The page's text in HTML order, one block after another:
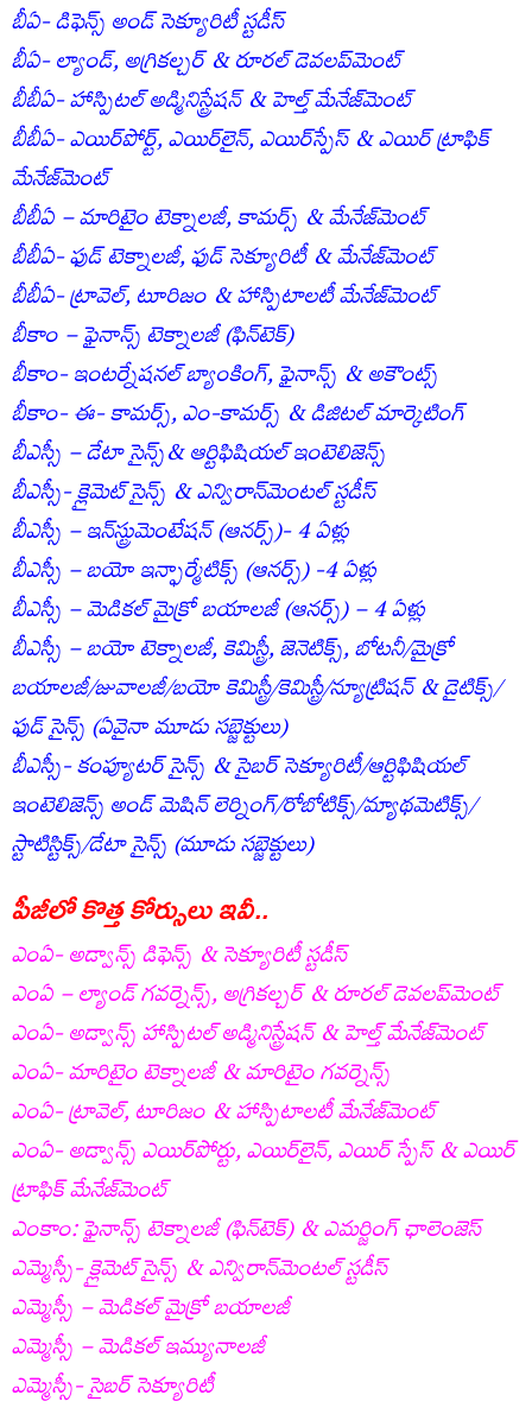
బీఏ- డిఫెన్స్‌ అండ్‌ సెక్యూరిటీ స్టడీస్‌
బీఏ- ల్యాండ్‌, అగ్రికల్చర్‌ & రూరల్‌ డెవలప్‌మెంట్‌
బీబీఏ- హాస్పిటల్‌ అడ్మినిస్ట్రేషన్‌ & హెల్త్‌ మేనేజ్‌మెంట్‌
బీబీఏ- ఎయిర్‌పోర్ట్‌, ఎయిర్‌లైన్‌, ఎయిర్‌స్పేస్‌ & ఎయిర్‌ ట్రాఫిక్‌
మేనేజ్‌మెంట్‌
బీబీఏ – మారిటైం టెక్నాలజీ, కామర్స్‌ & మేనేజ్‌మెంట్‌
బీబీఏ- ఫుడ్‌ టెక్నాలజీ, ఫుడ్‌ సెక్యూరిటీ & మేనేజ్‌మెంట్‌
బీబీఏ- ట్రావెల్‌, టూరిజం & హాస్పిటాలటీ మేనేజ్‌మెంట్‌
బీకాం – ఫైనాన్స్‌ టెక్నాలజీ (ఫిన్‌టెక్‌)
బీకాం- ఇంటర్నేషనల్‌ బ్యాంకింగ్‌, ఫైనాన్స్‌ & అకౌంట్స్‌
బీకాం- ఈ- కామర్స్‌, ఎం-కామర్స్‌ & డిజిటల్‌ మార్కెటింగ్‌
బీఎస్సీ – డేటా సైన్స్‌& ఆర్టిఫిషియల్‌ ఇంటెలిజెన్స్‌
బీఎస్సీ- క్లైమెట్‌ సైన్స్‌ & ఎన్విరాన్‌మెంటల్‌ స్టడీస్‌
బీఎస్సీ – ఇన్‌స్ట్రుమెంటేషన్‌ (ఆనర్స్‌)- 4 ఏళ్లు
బీఎస్సీ – బయో ఇన్ఫార్మేటిక్స్‌ (ఆనర్స్‌) -4 ఏళ్లు
బీఎస్సీ – మెడికల్‌ మైక్రో బయాలజీ (ఆనర్స్‌) – 4 ఏళ్లు
బీఎస్సీ – బయో టెక్నాలజీ, కెమిస్ట్రీ, జెనెటిక్స్‌, బోటనీ/మైక్రో
బయాలజీ/జువాలజీ/బయో కెమిస్ట్రీ/కెమిస్ట్రీ/న్యూట్రిషన్‌ & డైటిక్స్‌/
ఫుడ్‌ సైన్స్‌ (ఏవైనా మూడు సబ్జెక్టులు)
బీఎస్సీ- కంప్యూటర్‌ సైన్స్‌ & సైబర్‌ సెక్యూరిటీ/ఆర్టిఫిషియల్‌
ఇంటెలిజెన్స్‌ అండ్‌ మెషిన్‌ లెర్నింగ్‌/రోబోటిక్స్/మ్యాథమెటిక్స్/
స్టాటిస్టిక్స్‌/డేటా సైన్స్‌ (మూడు సబ్జెక్టులు)
పీజీలో కొత్త కోర్సులు ఇవీ..
ఎంఏ- అడ్వాన్స్‌ డిఫెన్స్‌ & సెక్యూరిటీ స్టడీస్‌
ఎంఏ – ల్యాండ్‌ గవర్నెన్స్‌, అగ్రికల్చర్‌ & రూరల్‌ డెవలప్‌మెంట్‌
ఎంఏ- అడ్వాన్స్‌ హాస్పిటల్‌ అడ్మినిస్ట్రేషన్‌ & హెల్త్‌ మేనేజ్‌మెంట్‌
ఎంఏ- మారిటైం టెక్నాలజీ & మారిటైం గవర్నెన్స్‌
ఎంఏ- ట్రావెల్‌, టూరిజం & హాస్పిటాలటీ మేనేజ్‌మెంట్‌
ఎంఏ- అడ్వాన్స్‌ ఎయిర్‌పోర్టు, ఎయిర్‌లైన్‌, ఎయిర్‌ స్పేస్‌ & ఎయిర్‌
ట్రాఫిక్‌ మేనేజ్‌మెంట్‌
ఎంకాం: ఫైనాన్స్ టెక్నాలజీ (ఫిన్‌టెక్‌) & ఎమర్జింగ్‌ ఛాలెంజెస్‌
ఎమ్మెస్సీ- క్లైమెట్‌ సైన్స్‌ & ఎన్విరాన్‌మెంటల్‌ స్టడీస్‌
ఎమ్మెస్సీ – మెడికల్‌ మైక్రో బయాలజీ
ఎమ్మెస్సీ – మెడికల్‌ ఇమ్యునాలజీ
ఎమ్మెస్సీ- సైబర్ సెక్యూరిటీ